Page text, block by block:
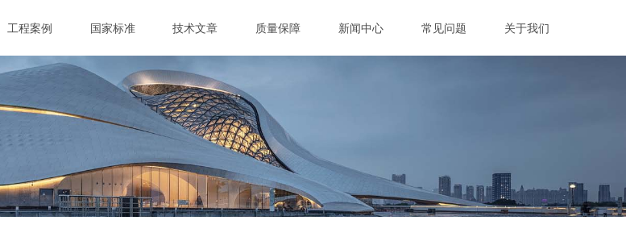
工程案例 国家标准 技术文章 质量保障 新闻中心 常见问题 关于我们